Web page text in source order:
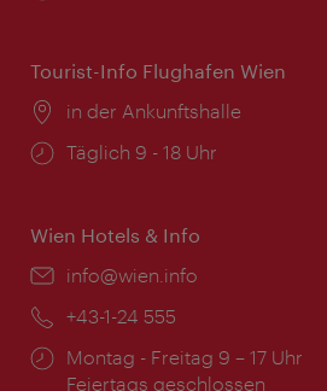
Tourist-Info Flughafen Wien
Ort:
in der Ankunftshalle
Öffnungszeiten:
Täglich 9 - 18 Uhr
Wien Hotels & Info
Email:
info@wien.info
Telefon:
+43-1-24 555
Öffnungszeiten:
Montag - Freitag 9 – 17 Uhr
Feiertags geschlossen